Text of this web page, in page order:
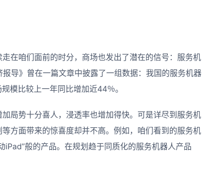
在咱们面前的时分，商场也发出了潜在的信号：服务机
导》曾在一篇文章中披露了一组数据：我国的服务机器
模比较上一年同比增加近44％。
局势十分喜人，浸透率也增加得快。可是详尽到服务机
方面带来的惊喜度却并不高。例如，咱们看到的服务机
般的产品。在规划趋于同质化的服务机器人产品